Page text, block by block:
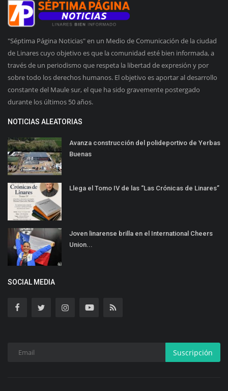
"Séptima Página Noticias" en un Medio de Comunicación de la ciudad
de Linares cuyo objetivo es que la comunidad esté bien informada, a
través de un periodismo que respeta la libertad de expresión y por
sobre todo los derechos humanos. El objetivo es aportar al desarrollo
constante del Maule sur, el que ha sido gravemente postergado
durante los últimos 50 años.
NOTICIAS ALEATORIAS
Avanza construcción del polideportivo de Yerbas
Buenas
Llega el Tomo IV de las “Las Crónicas de Linares”
Joven linarense brilla en el International Cheers
Union...
SOCIAL MEDIA
Suscripción